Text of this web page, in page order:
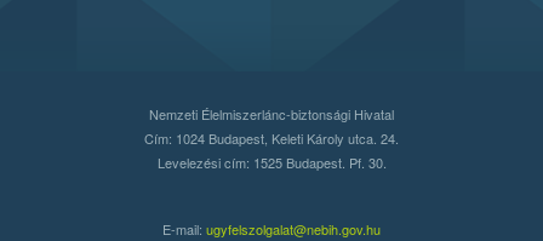
Nemzeti Élelmiszerlánc-biztonsági Hivatal
Cím: 1024 Budapest, Keleti Károly utca. 24.
Levelezési cím: 1525 Budapest. Pf. 30.
E-mail: ugyfelszolgalat@nebih.gov.hu